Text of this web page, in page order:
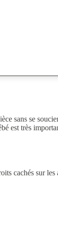
sans se
est très
cachés sur